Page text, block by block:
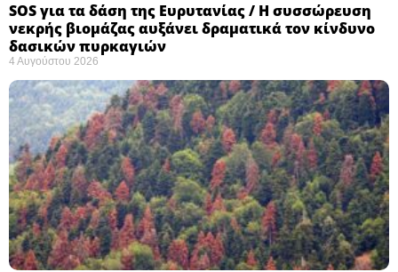
SOS για τα δάση της Ευρυτανίας / Η συσσώρευση
νεκρής βιομάζας αυξάνει δραματικά τον κίνδυνο
δασικών πυρκαγιών
4 Αυγούστου 2026